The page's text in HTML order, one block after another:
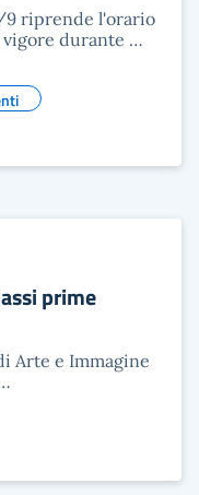
9 riprende l'orario
durante …
prime
Arte e Immagine